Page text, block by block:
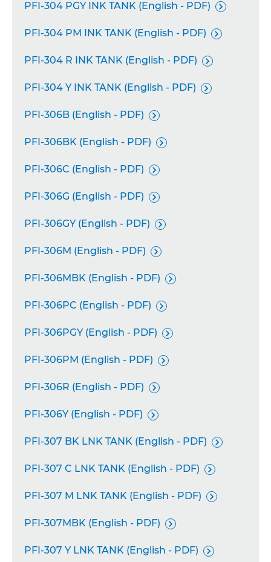
PFI-304 PGY INK TANK (English - PDF) 
PFI-304 PM INK TANK (English - PDF) 
PFI-304 R INK TANK (English - PDF) 
PFI-304 Y INK TANK (English - PDF) 
PFI-306B (English - PDF) 
PFI-306BK (English - PDF) 
PFI-306C (English - PDF) 
PFI-306G (English - PDF) 
PFI-306GY (English - PDF) 
PFI-306M (English - PDF) 
PFI-306MBK (English - PDF) 
PFI-306PC (English - PDF) 
PFI-306PGY (English - PDF) 
PFI-306PM (English - PDF) 
PFI-306R (English - PDF) 
PFI-306Y (English - PDF) 
PFI-307 BK LNK TANK (English - PDF) 
PFI-307 C LNK TANK (English - PDF) 
PFI-307 M LNK TANK (English - PDF) 
PFI-307MBK (English - PDF) 
PFI-307 Y LNK TANK (English - PDF) 